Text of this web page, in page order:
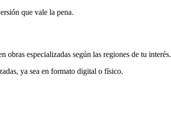
que vale la pena.
especializadas según las regiones de tu interés.
ya sea en formato digital o físico.